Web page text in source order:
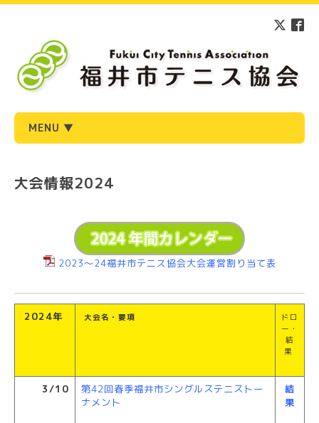
MENU ▼
大会情報2024
2023～24福井市テニス協会大会運営割り当て表
2024年 大会名・要項
ドロ
ー・
結
果
3/10
第42回春季福井市シングルステニストー
ナメント
結
果